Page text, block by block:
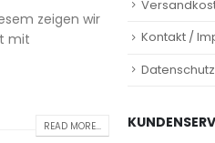
zeigen wir
mit
READ MORE...
Kontakt /
Datenschutz